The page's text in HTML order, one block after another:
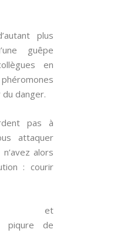
plus
guêpe
en
danger.
pas à
attaquer
alors
: courir
et
piqure de